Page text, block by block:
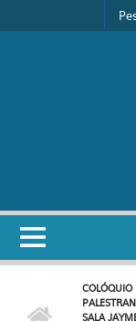
Pular para o conteúdo
SALA